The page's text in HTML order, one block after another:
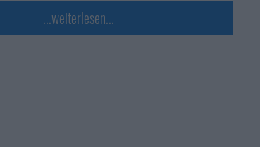
...weiterlesen...